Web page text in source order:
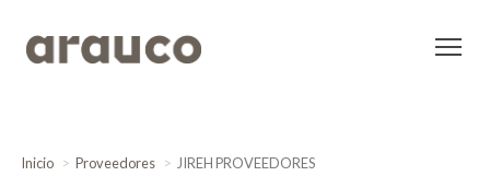
Inicio Proveedores JIREH PROVEEDORES